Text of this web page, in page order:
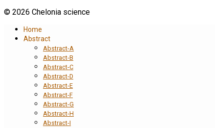
© 2026 Chelonia science
Home
Abstract
Abstract-A
Abstract-B
Abstract-C
Abstract-D
Abstract-E
Abstract-F
Abstract-G
Abstract-H
Abstract-I